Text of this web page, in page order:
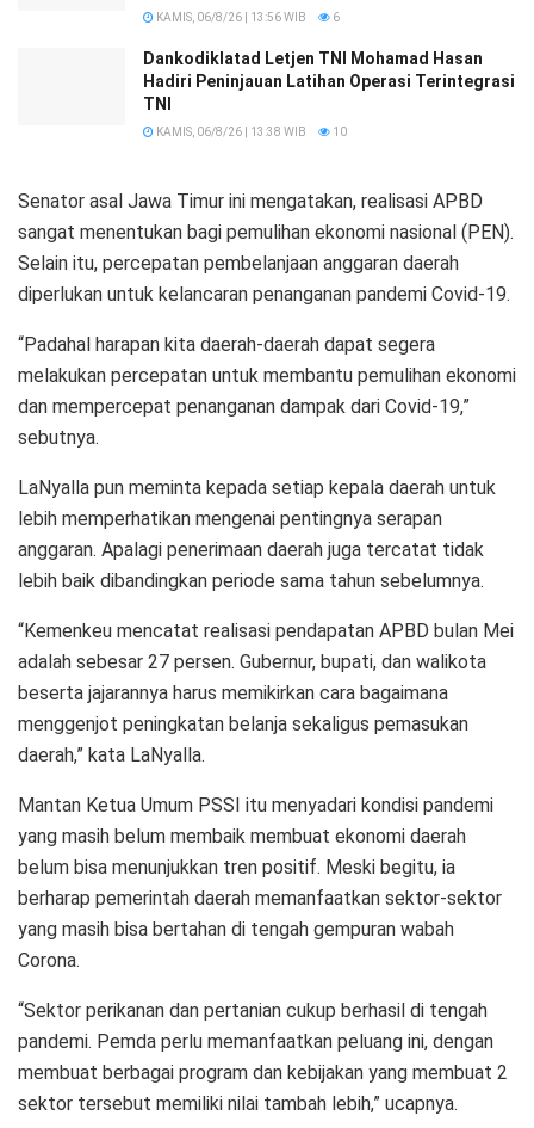
KAMIS, 06/8/26 | 13:56 WIB 6
Dankodiklatad Letjen TNI Mohamad Hasan
Hadiri Peninjauan Latihan Operasi Terintegrasi
TNI
KAMIS, 06/8/26 | 13:38 WIB 10
Senator asal Jawa Timur ini mengatakan, realisasi APBD
sangat menentukan bagi pemulihan ekonomi nasional (PEN).
Selain itu, percepatan pembelanjaan anggaran daerah
diperlukan untuk kelancaran penanganan pandemi Covid-19.
“Padahal harapan kita daerah-daerah dapat segera
melakukan percepatan untuk membantu pemulihan ekonomi
dan mempercepat penanganan dampak dari Covid-19,”
sebutnya.
LaNyalla pun meminta kepada setiap kepala daerah untuk
lebih memperhatikan mengenai pentingnya serapan
anggaran. Apalagi penerimaan daerah juga tercatat tidak
lebih baik dibandingkan periode sama tahun sebelumnya.
“Kemenkeu mencatat realisasi pendapatan APBD bulan Mei
adalah sebesar 27 persen. Gubernur, bupati, dan walikota
beserta jajarannya harus memikirkan cara bagaimana
menggenjot peningkatan belanja sekaligus pemasukan
daerah,” kata LaNyalla.
Mantan Ketua Umum PSSI itu menyadari kondisi pandemi
yang masih belum membaik membuat ekonomi daerah
belum bisa menunjukkan tren positif. Meski begitu, ia
berharap pemerintah daerah memanfaatkan sektor-sektor
yang masih bisa bertahan di tengah gempuran wabah
Corona.
“Sektor perikanan dan pertanian cukup berhasil di tengah
pandemi. Pemda perlu memanfaatkan peluang ini, dengan
membuat berbagai program dan kebijakan yang membuat 2
sektor tersebut memiliki nilai tambah lebih,” ucapnya.